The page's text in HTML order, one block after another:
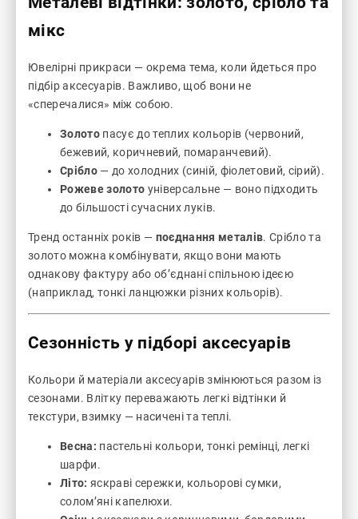
мікс
Ювелірні прикраси — окрема тема, коли йдеться про
підбір аксесуарів. Важливо, щоб вони не
«сперечалися» між собою.
Золото пасує до теплих кольорів (червоний,
бежевий, коричневий, помаранчевий).
Срібло — до холодних (синій, фіолетовий, сірий).
Рожеве золото універсальне — воно підходить
до більшості сучасних луків.
Тренд останніх років — поєднання металів. Срібло та
золото можна комбінувати, якщо вони мають
однакову фактуру або об’єднані спільною ідеєю
(наприклад, тонкі ланцюжки різних кольорів).
Сезонність у підборі аксесуарів
Кольори й матеріали аксесуарів змінюються разом із
сезонами. Влітку переважають легкі відтінки й
текстури, взимку — насичені та теплі.
Весна: пастельні кольори, тонкі ремінці, легкі
шарфи.
Літо: яскраві сережки, кольорові сумки,
солом’яні капелюхи.